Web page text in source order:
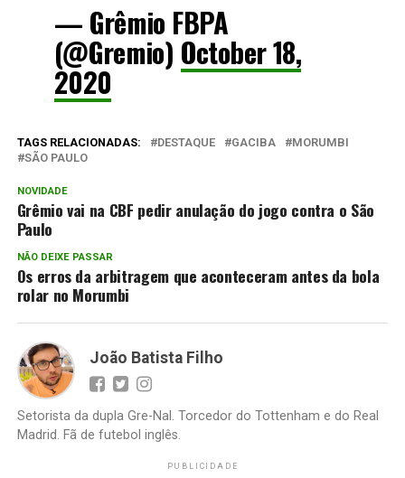
— Grêmio FBPA
(@Gremio) October 18,
2020
TAGS RELACIONADAS: DESTAQUE GACIBA
MORUMBI
SÃO PAULO
NOVIDADE
Grêmio vai na CBF pedir anulação do jogo contra o São
Paulo
NÃO DEIXE PASSAR
Os erros da arbitragem que aconteceram antes da bola
rolar no Morumbi
João Batista Filho
Setorista da dupla Gre-Nal. Torcedor do Tottenham e do Real
Madrid. Fã de futebol inglês.
PUBLICIDADE